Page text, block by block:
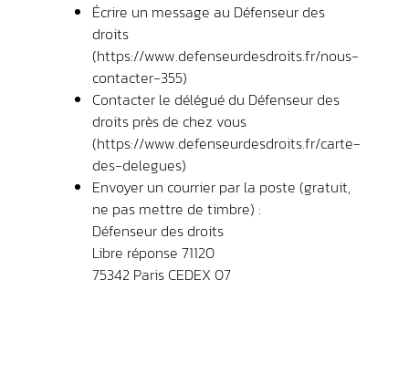
Écrire un message au Défenseur des
droits
(https://www.defenseurdesdroits.fr/nous-
contacter-355)
Contacter le délégué du Défenseur des
droits près de chez vous
(https://www.defenseurdesdroits.fr/carte-
des-delegues)
Envoyer un courrier par la poste (gratuit,
ne pas mettre de timbre) :
Défenseur des droits
Libre réponse 71120
75342 Paris CEDEX 07